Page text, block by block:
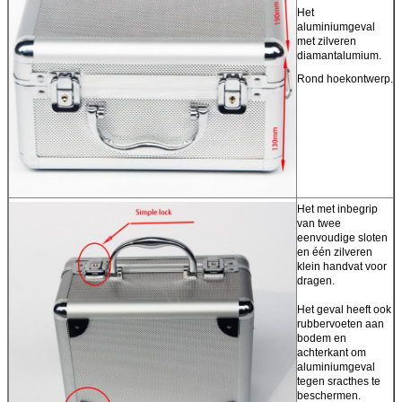
Het
aluminiumgeval
met zilveren
diamantalumium.
Rond hoekontwerp.
Het met inbegrip
van twee
eenvoudige sloten
en één zilveren
klein handvat voor
dragen.
Het geval heeft ook
rubbervoeten aan
bodem en
achterkant om
aluminiumgeval
tegen sracthes te
beschermen.